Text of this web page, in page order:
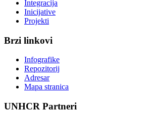
Integracija
Inicijative
Projekti
Brzi linkovi
Infografike
Repozitorij
Adresar
Mapa stranica
UNHCR Partneri